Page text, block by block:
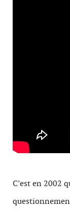
C’est en 2002